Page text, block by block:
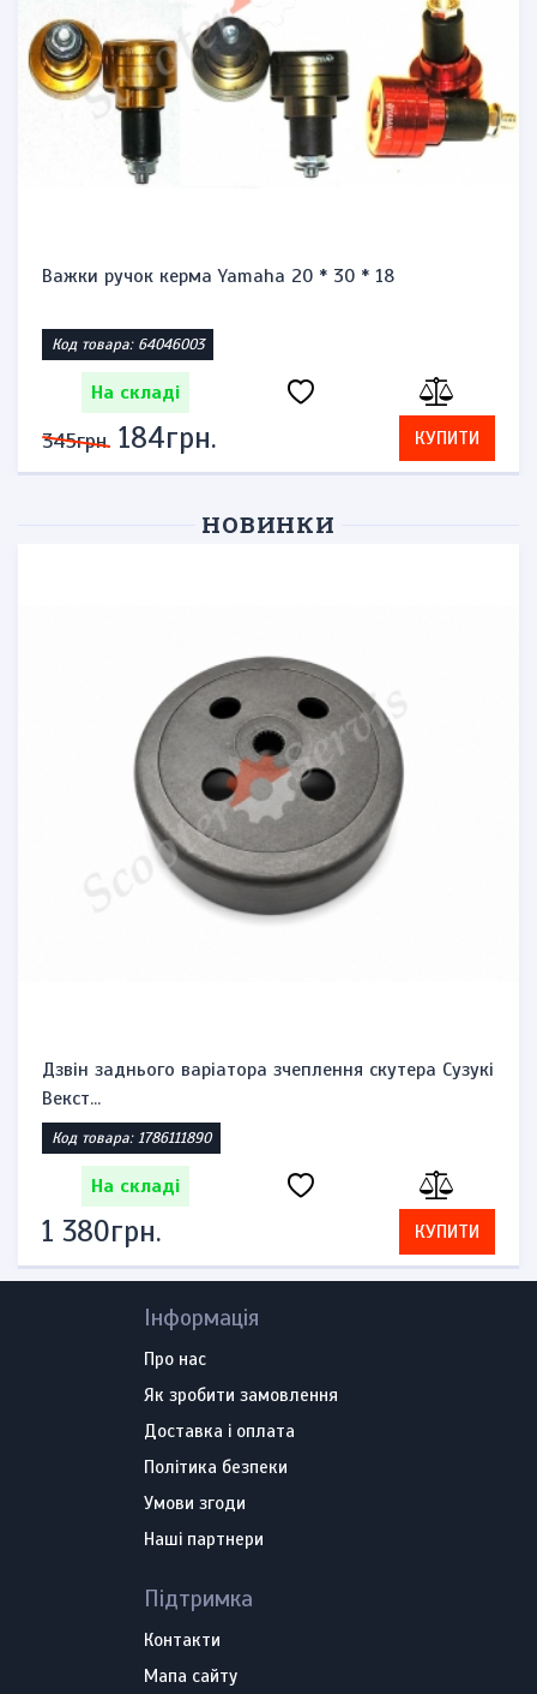
Важки ручок керма Yamaha 20 * 30 * 18
Код товара: 64046003
На складі
345грн. 184грн. КУПИТИ
НОВИНКИ
Дзвін заднього варіатора зчеплення скутера Сузукі
Векст...
Код товара: 1786111890
На складі
1 380грн. КУПИТИ
Інформація
Про нас
Як зробити замовлення
Доставка і оплата
Політика безпеки
Умови згоди
Наші партнери
Підтримка
Контакти
Мапа сайту